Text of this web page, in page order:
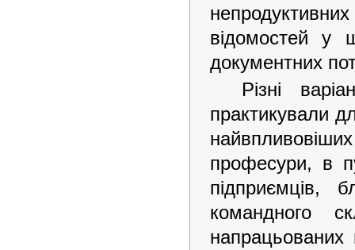
відомостей у
документних
Різні
практикували
професури, в
підприємців,
командного